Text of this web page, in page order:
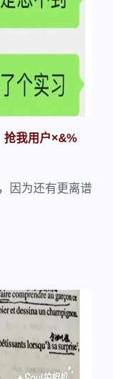
抢我用户×&%
因为还有更离谱